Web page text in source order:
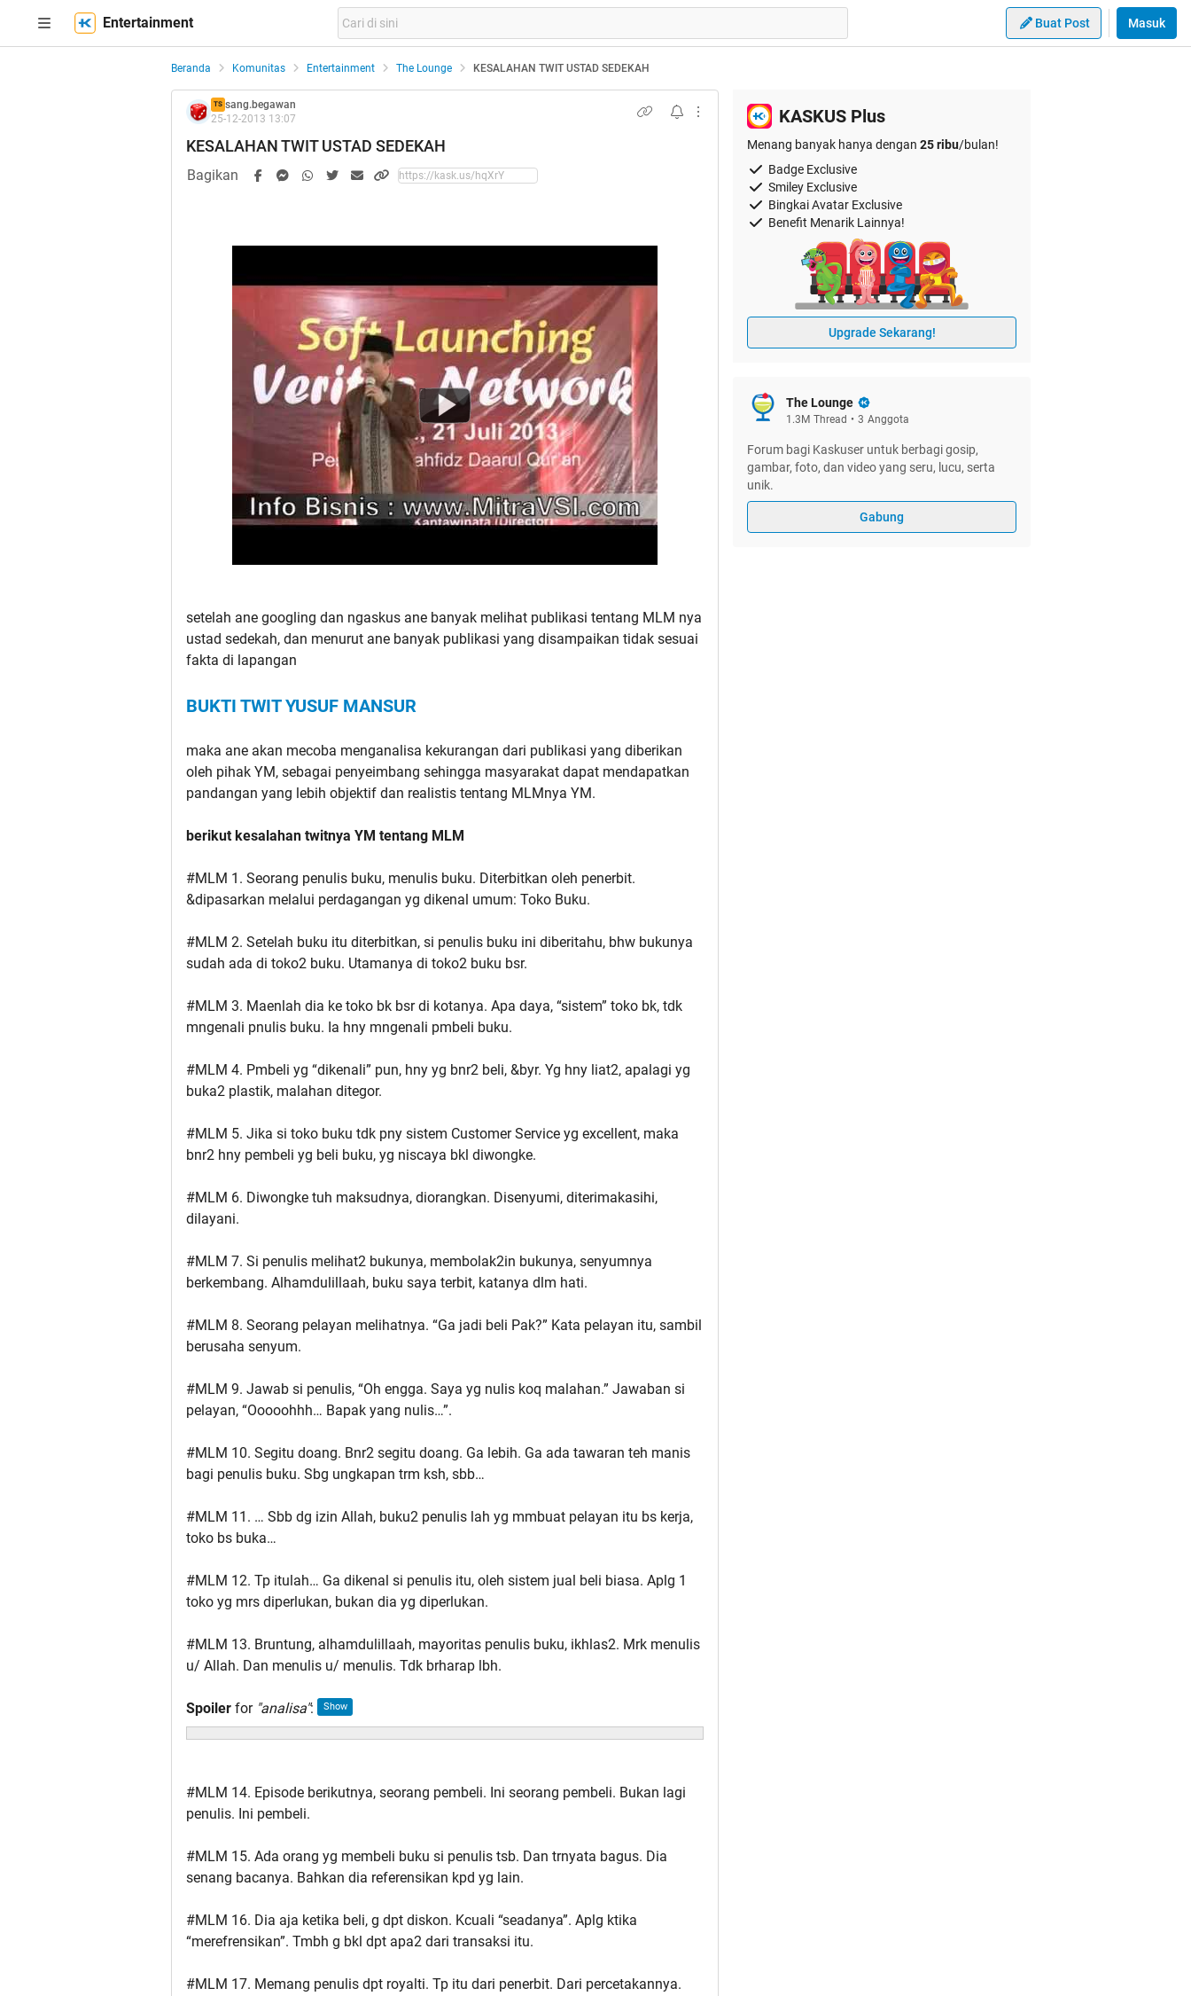
Entertainment Buat Post Masuk
Beranda Komunitas Entertainment The Lounge KESALAHAN TWIT USTAD SEDEKAH
TS sang.begawan
25-12-2013 13:07
KESALAHAN TWIT USTAD SEDEKAH
Bagikan
setelah ane googling dan ngaskus ane banyak melihat publikasi tentang MLM nya
ustad sedekah, dan menurut ane banyak publikasi yang disampaikan tidak sesuai
fakta di lapangan
BUKTI TWIT YUSUF MANSUR
maka ane akan mecoba menganalisa kekurangan dari publikasi yang diberikan
oleh pihak YM, sebagai penyeimbang sehingga masyarakat dapat mendapatkan
pandangan yang lebih objektif dan realistis tentang MLMnya YM.
berikut kesalahan twitnya YM tentang MLM
#MLM 1. Seorang penulis buku, menulis buku. Diterbitkan oleh penerbit.
&dipasarkan melalui perdagangan yg dikenal umum: Toko Buku.
#MLM 2. Setelah buku itu diterbitkan, si penulis buku ini diberitahu, bhw bukunya
sudah ada di toko2 buku. Utamanya di toko2 buku bsr.
#MLM 3. Maenlah dia ke toko bk bsr di kotanya. Apa daya, “sistem” toko bk, tdk
mngenali pnulis buku. Ia hny mngenali pmbeli buku.
#MLM 4. Pmbeli yg “dikenali” pun, hny yg bnr2 beli, &byr. Yg hny liat2, apalagi yg
buka2 plastik, malahan ditegor.
#MLM 5. Jika si toko buku tdk pny sistem Customer Service yg excellent, maka
bnr2 hny pembeli yg beli buku, yg niscaya bkl diwongke.
#MLM 6. Diwongke tuh maksudnya, diorangkan. Disenyumi, diterimakasihi,
dilayani.
#MLM 7. Si penulis melihat2 bukunya, membolak2in bukunya, senyumnya
berkembang. Alhamdulillaah, buku saya terbit, katanya dlm hati.
#MLM 8. Seorang pelayan melihatnya. “Ga jadi beli Pak?” Kata pelayan itu, sambil
berusaha senyum.
#MLM 9. Jawab si penulis, “Oh engga. Saya yg nulis koq malahan.” Jawaban si
pelayan, “Ooooohhh… Bapak yang nulis…”.
#MLM 10. Segitu doang. Bnr2 segitu doang. Ga lebih. Ga ada tawaran teh manis
bagi penulis buku. Sbg ungkapan trm ksh, sbb…
#MLM 11. … Sbb dg izin Allah, buku2 penulis lah yg mmbuat pelayan itu bs kerja,
toko bs buka…
#MLM 12. Tp itulah… Ga dikenal si penulis itu, oleh sistem jual beli biasa. Aplg 1
toko yg mrs diperlukan, bukan dia yg diperlukan.
#MLM 13. Bruntung, alhamdulillaah, mayoritas penulis buku, ikhlas2. Mrk menulis
u/ Allah. Dan menulis u/ menulis. Tdk brharap lbh.
Spoiler for "analisa":
#MLM 14. Episode berikutnya, seorang pembeli. Ini seorang pembeli. Bukan lagi
penulis. Ini pembeli.
#MLM 15. Ada orang yg membeli buku si penulis tsb. Dan trnyata bagus. Dia
senang bacanya. Bahkan dia referensikan kpd yg lain.
#MLM 16. Dia aja ketika beli, g dpt diskon. Kcuali “seadanya”. Aplg ktika
“merefrensikan”. Tmbh g bkl dpt apa2 dari transaksi itu.
#MLM 17. Memang penulis dpt royalti. Tp itu dari penerbit. Dari percetakannya.
KASKUS Plus
Menang banyak hanya dengan 25 ribu/bulan!
Badge Exclusive
Smiley Exclusive
Bingkai Avatar Exclusive
Benefit Menarik Lainnya!
Upgrade Sekarang!
The Lounge
1.3M Thread • 3 Anggota
Forum bagi Kaskuser untuk berbagi gosip,
gambar, foto, dan video yang seru, lucu, serta
unik.
Gabung